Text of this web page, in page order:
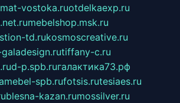
vostoka.ruotdelkaexp.ru
mebelshop.msk.ru
td.rukosmoscreative.ru
tiffany-c.ru
d-p.spb.ruгалактика73.рф
spb.rufotsis.rutesiaes.ru
blesna-kazan.rumossilver.ru